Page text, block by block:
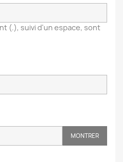
(.), suivi d'un espace, sont
MONTRER